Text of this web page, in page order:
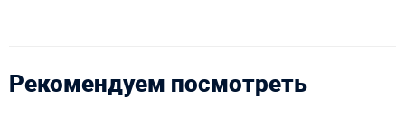
Рекомендуем посмотреть